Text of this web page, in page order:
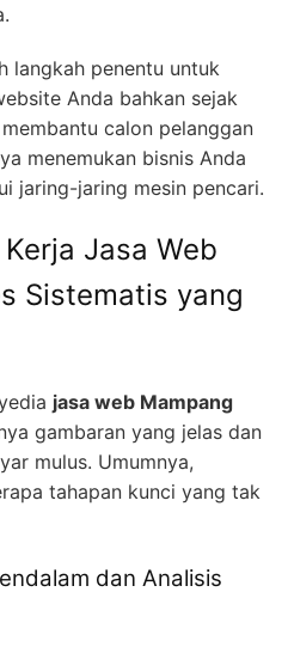
langkah penentu untuk
Anda bahkan sejak
calon pelanggan
menemukan bisnis Anda
jaring-jaring mesin pencari.
Jasa Web
Sistematis yang
jasa web Mampang
gambaran yang jelas dan
mulus. Umumnya,
tahapan kunci yang tak
dan Analisis